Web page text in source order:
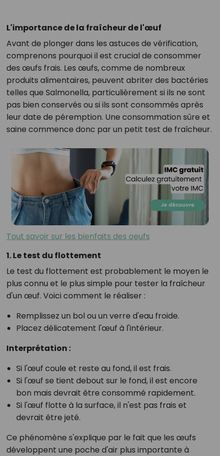
L'importance de la fraîcheur de l'œuf
Avant de plonger dans les astuces de vérification,
comprenons pourquoi il est crucial de consommer
des œufs frais. Les œufs, comme de nombreux
produits alimentaires, peuvent abriter des bactéries
telles que Salmonella, particulièrement si ils ne sont
pas bien conservés ou si ils sont consommés après
leur date de péremption. Une consommation sûre et
saine commence donc par un petit test de fraîcheur.
Tout savoir sur les bienfaits des oeufs
1. Le test du flottement
Le test du flottement est probablement le moyen le
plus connu et le plus simple pour tester la fraîcheur
d'un œuf. Voici comment le réaliser :
Remplissez un bol ou un verre d'eau froide.
Placez délicatement l'œuf à l'intérieur.
Interprétation :
Si l'œuf coule et reste au fond, il est frais.
Si l'œuf se tient debout sur le fond, il est encore
bon mais devrait être consommé rapidement.
Si l'œuf flotte à la surface, il n'est pas frais et
devrait être jeté.
Ce phénomène s'explique par le fait que les œufs
développent une poche d'air plus importante à